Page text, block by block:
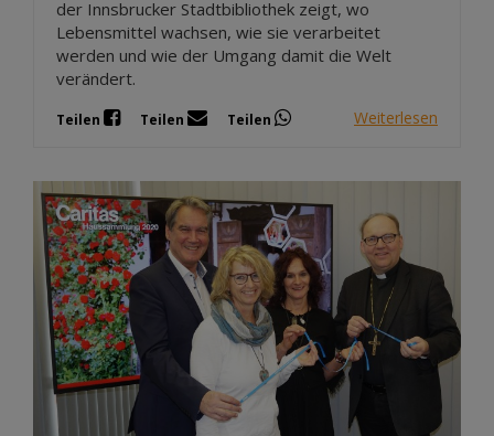
der Innsbrucker Stadtbibliothek zeigt, wo
Lebensmittel wachsen, wie sie verarbeitet
werden und wie der Umgang damit die Welt
verändert.
Teilen Teilen Teilen Weiterlesen